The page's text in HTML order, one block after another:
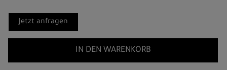
Jetzt anfragen
IN DEN WARENKORB